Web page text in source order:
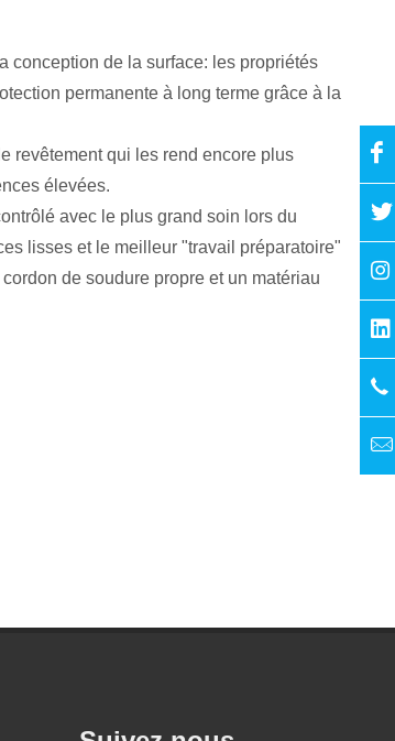
conception de la surface: les propriétés
permanente à long terme grâce à la
revêtement qui les rend encore plus
élevées.
avec le plus grand soin lors du
lisses et le meilleur "travail préparatoire"
de soudure propre et un matériau